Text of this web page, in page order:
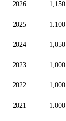
2026
2025
2024
2023
2022
2021